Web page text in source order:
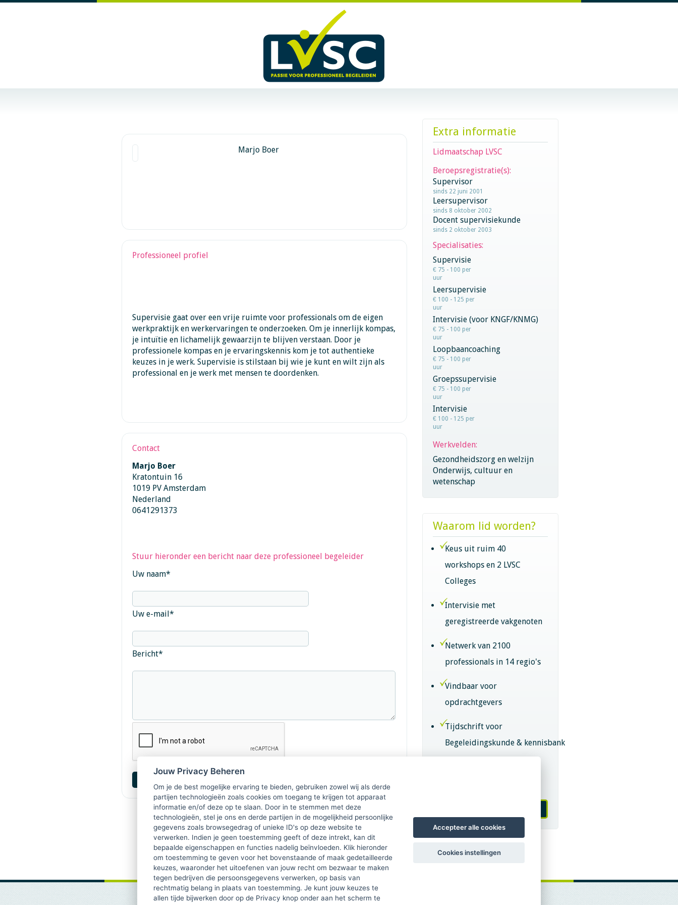
Marjo Boer
Professioneel profiel
Supervisie gaat over een vrije ruimte voor professionals om de eigen
werkpraktijk en werkervaringen te onderzoeken. Om je innerlijk kompas,
je intuïtie en lichamelijk gewaarzijn te blijven verstaan. Door je
professionele kompas en je ervaringskennis kom je tot authentieke
keuzes in je werk. Supervisie is stilstaan bij wie je kunt en wilt zijn als
professional en je werk met mensen te doordenken.
Contact
Marjo Boer
Kratontuin 16
1019 PV Amsterdam
Nederland
0641291373
Stuur hieronder een bericht naar deze professioneel begeleider
Uw naam*
Uw e-mail*
Bericht*
Extra informatie
Lidmaatschap LVSC
Beroepsregistratie(s):
Supervisor
sinds 22 juni 2001
Leersupervisor
sinds 8 oktober 2002
Docent supervisiekunde
sinds 2 oktober 2003
Specialisaties:
Supervisie
€ 75 - 100 per
uur
Leersupervisie
€ 100 - 125 per
uur
Intervisie (voor KNGF/KNMG)
€ 75 - 100 per
uur
Loopbaancoaching
€ 75 - 100 per
uur
Groepssupervisie
€ 75 - 100 per
uur
Intervisie
€ 100 - 125 per
uur
Werkvelden:
Gezondheidszorg en welzijn
Onderwijs, cultuur en
wetenschap
Waarom lid worden?
Keus uit ruim 40
workshops en 2 LVSC
Colleges
Intervisie met
geregistreerde vakgenoten
Netwerk van 2100
professionals in 14 regio's
Vindbaar voor
opdrachtgevers
Tijdschrift voor
Begeleidingskunde & kennisbank
Jouw Privacy Beheren
Om je de best mogelijke ervaring te bieden, gebruiken zowel wij als derde
partijen technologieën zoals cookies om toegang te krijgen tot apparaat
informatie en/of deze op te slaan. Door in te stemmen met deze
technologieën, stel je ons en derde partijen in de mogelijkheid persoonlijke
gegevens zoals browsegedrag of unieke ID's op deze website te
verwerken. Indien je geen toestemming geeft of deze intrekt, kan dit
bepaalde eigenschappen en functies nadelig beïnvloeden. Klik hieronder
om toestemming te geven voor het bovenstaande of maak gedetailleerde
keuzes, waaronder het uitoefenen van jouw recht om bezwaar te maken
tegen bedrijven die persoonsgegevens verwerken, op basis van
rechtmatig belang in plaats van toestemming. Je kunt jouw keuzes te
allen tijde bijwerken door op de Privacy knop onder aan het scherm te
Accepteer alle cookies
Cookies instellingen